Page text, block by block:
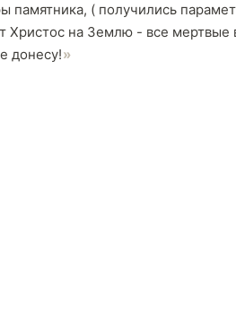
памятника, ( получились
Христос на Землю - все мертвые
донесу!